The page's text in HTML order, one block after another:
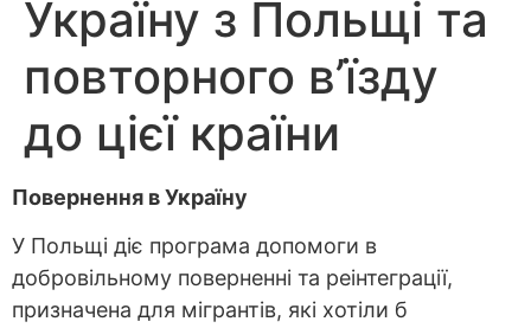
Україну з Польщі та
повторного в’їзду
до цієї країни
Повернення в Україну
У Польщі діє програма допомоги в
добровільному поверненні та реінтеграції,
призначена для мігрантів, які хотіли б